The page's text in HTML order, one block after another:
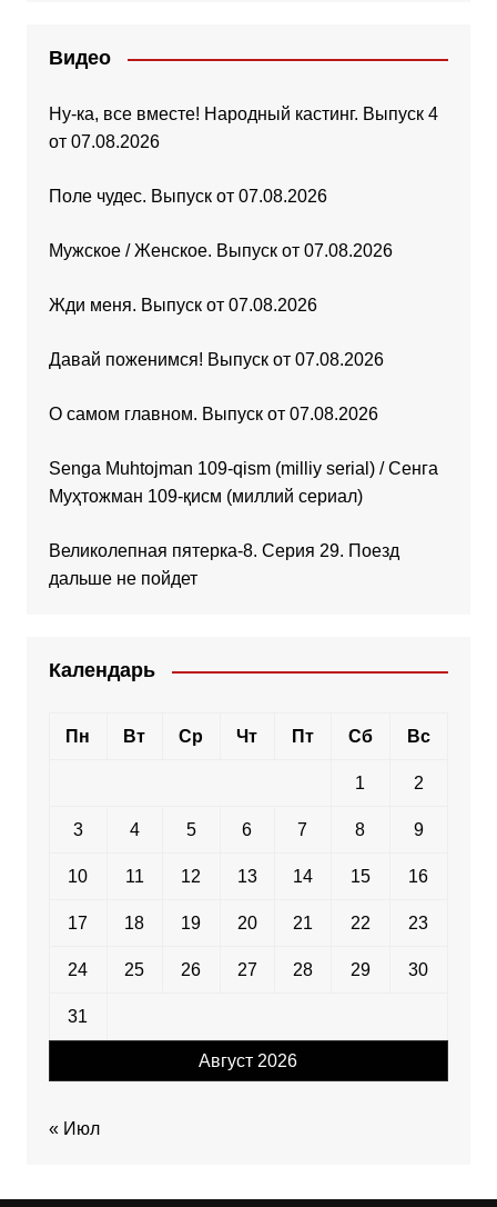
Видео
Ну-ка, все вместе! Народный кастинг. Выпуск 4
от 07.08.2026
Поле чудес. Выпуск от 07.08.2026
Мужское / Женское. Выпуск от 07.08.2026
Жди меня. Выпуск от 07.08.2026
Давай поженимся! Выпуск от 07.08.2026
О самом главном. Выпуск от 07.08.2026
Senga Muhtojman 109-qism (milliy serial) / Сенга
Муҳтожман 109-қисм (миллий сериал)
Великолепная пятерка-8. Серия 29. Поезд
дальше не пойдет
Календарь
Август 2026
Пн Вт Ср Чт Пт Сб Вс
1 2
3 4 5 6 7 8 9
10 11 12 13 14 15 16
17 18 19 20 21 22 23
24 25 26 27 28 29 30
31
« Июл